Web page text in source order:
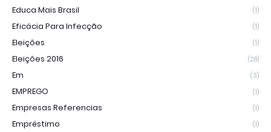
Educa Mais Brasil (1)
Eficácia Para Infecção (1)
Eleições (1)
Eleições 2016 (28)
Em (3)
EMPREGO (1)
Empresas Referencias (1)
Empréstimo (1)